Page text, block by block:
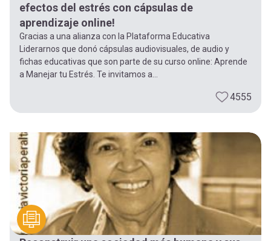
efectos del estrés con cápsulas de
aprendizaje online!
Gracias a una alianza con la Plataforma Educativa
Liderarnos que donó cápsulas audiovisuales, de audio y
fichas educativas que son parte de su curso online: Aprende
a Manejar tu Estrés. Te invitamos a...
4555